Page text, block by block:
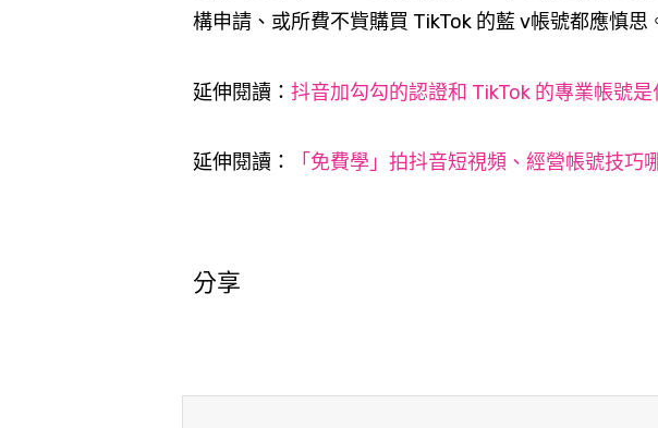
構申請、或所費不貲購買 TikTok 的藍 v帳號都應慎思
延伸閱讀 ： 抖音加勾勾的認證和 TikTok 的專業帳號是
延伸閱讀： 「免費學」拍抖音短視頻、經營帳號技巧
分享